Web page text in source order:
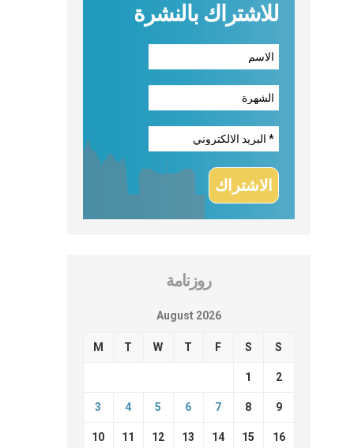
للاشتراك بالنشرة
روزنامة
August 2026
M T W T F S S
1 2
3 4 5 6 7 8 9
10 11 12 13 14 15 16